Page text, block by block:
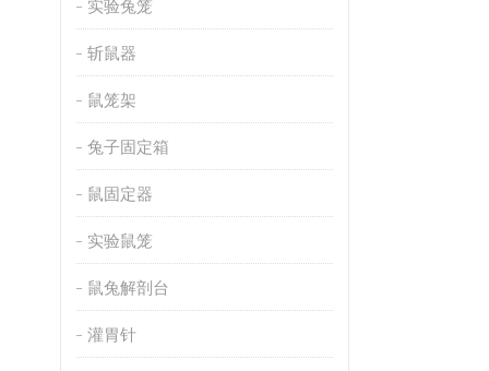
实验兔笼
斩鼠器
鼠笼架
兔子固定箱
鼠固定器
实验鼠笼
鼠兔解剖台
灌胃针